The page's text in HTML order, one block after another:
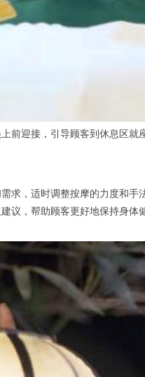
接，引导顾客到休息区就
适时调整按摩的力度和手
议，帮助顾客更好地保持身体